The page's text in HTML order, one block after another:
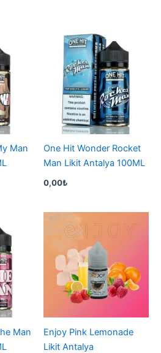
Man
One Hit Wonder Rocket
Man Likit Antalya 100ML
0,00₺
Man
Enjoy Pink Lemonade
Likit Antalya